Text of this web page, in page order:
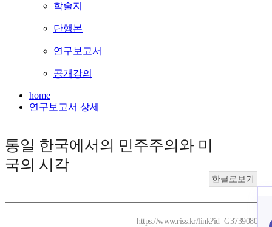
학술지
단행본
연구보고서
공개강의
home
연구보고서 상세
통일 한국에서의 민주주의와 미
국의 시각
한글로보기
https://www.riss.kr/link?id=G3739080